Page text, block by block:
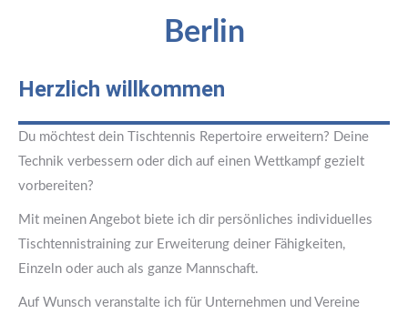
Berlin
Herzlich willkommen
Du möchtest dein Tischtennis Repertoire erweitern? Deine
Technik verbessern oder dich auf einen Wettkampf gezielt
vorbereiten?
Mit meinen Angebot biete ich dir persönliches individuelles
Tischtennistraining zur Erweiterung deiner Fähigkeiten,
Einzeln oder auch als ganze Mannschaft.
Auf Wunsch veranstalte ich für Unternehmen und Vereine